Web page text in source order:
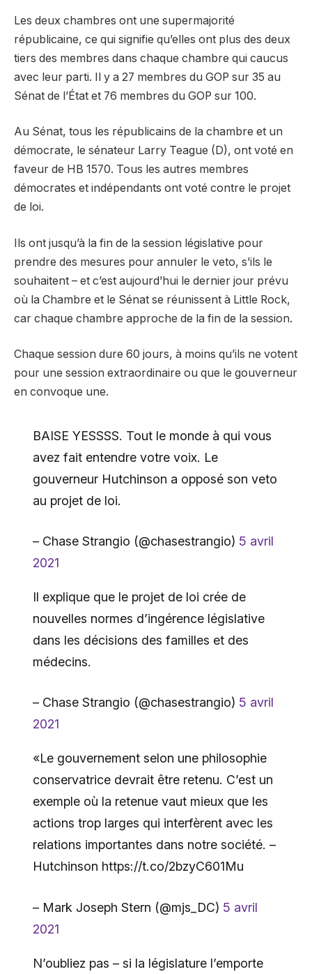
Les deux chambres ont une supermajorité
républicaine, ce qui signifie qu’elles ont plus des deux
tiers des membres dans chaque chambre qui caucus
avec leur parti. Il y a 27 membres du GOP sur 35 au
Sénat de l’État et 76 membres du GOP sur 100.
Au Sénat, tous les républicains de la chambre et un
démocrate, le sénateur Larry Teague (D), ont voté en
faveur de HB 1570. Tous les autres membres
démocrates et indépendants ont voté contre le projet
de loi.
Ils ont jusqu’à la fin de la session législative pour
prendre des mesures pour annuler le veto, s’ils le
souhaitent – et c’est aujourd’hui le dernier jour prévu
où la Chambre et le Sénat se réunissent à Little Rock,
car chaque chambre approche de la fin de la session.
Chaque session dure 60 jours, à moins qu’ils ne votent
pour une session extraordinaire ou que le gouverneur
en convoque une.
BAISE YESSSS. Tout le monde à qui vous
avez fait entendre votre voix. Le
gouverneur Hutchinson a opposé son veto
au projet de loi.
– Chase Strangio (@chasestrangio) 5 avril
2021
Il explique que le projet de loi crée de
nouvelles normes d’ingérence législative
dans les décisions des familles et des
médecins.
– Chase Strangio (@chasestrangio) 5 avril
2021
«Le gouvernement selon une philosophie
conservatrice devrait être retenu. C’est un
exemple où la retenue vaut mieux que les
actions trop larges qui interfèrent avec les
relations importantes dans notre société. –
Hutchinson https://t.co/2bzyC601Mu
– Mark Joseph Stern (@mjs_DC) 5 avril
2021
N’oubliez pas – si la législature l’emporte